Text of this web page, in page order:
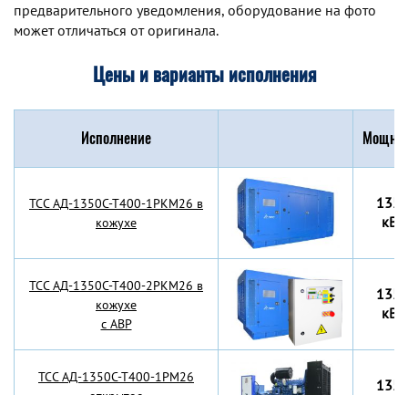
предварительного уведомления, оборудование на фото
может отличаться от оригинала.
Цены и варианты исполнения
Исполнение
TCC АД-1350С-Т400-1РКМ26 в
кожухе
1350
кВт
TCC АД-1350С-Т400-2РКМ26 в
кожухе
с АВР
1350
кВт
TCC АД-1350С-Т400-1РМ26
1350